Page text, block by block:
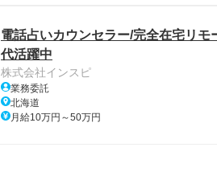
電話占いカウンセラー/完全在宅リ
代活躍中
株式会社インスピ
業務委託
北海道
月給10万円～50万円